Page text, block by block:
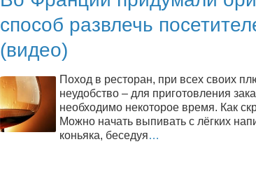
способ развлечь
(видео)
Поход в ресторан, при всех своих
неудобство – для приготовления
необходимо некоторое время. Как
Можно начать выпивать с лёгких
коньяка, беседуя…